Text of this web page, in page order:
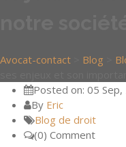
Avocat-contact Blog
Posted on: 05
By Eric
Blog de droit
(0) Comment